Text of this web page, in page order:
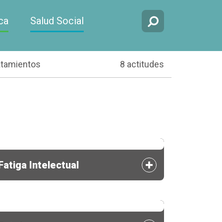
Salud Social
8 actitudes
Intelectual